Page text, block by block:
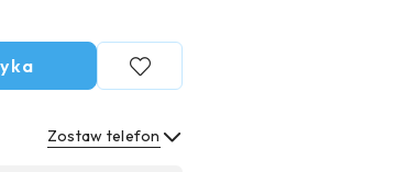
Zostaw telefon